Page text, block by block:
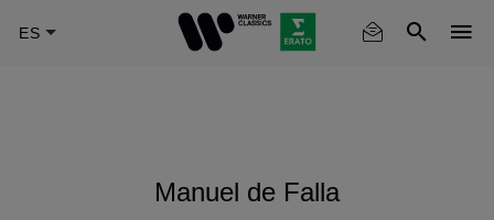
Manuel de Falla